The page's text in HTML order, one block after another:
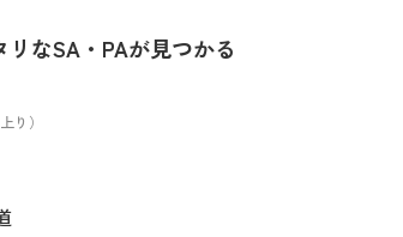
なSA・PAが見つかる
り）